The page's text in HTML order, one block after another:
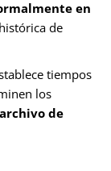
en
de
tiempos
los
archivo de